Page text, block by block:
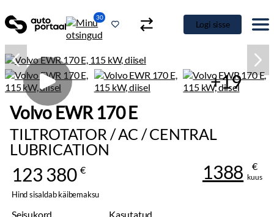
30
Logi sisse
+19
Volvo EWR 170 E
TILTROTATOR / AC / CENTRAL
LUBRICATION
123 380 € 1388 €
kuus
Hind sisaldab käibemaksu
Seisukord
Kasutatud